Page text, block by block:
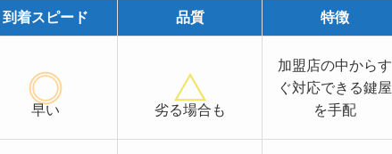
到着スピード 品質 特徴
早い 劣る場合も
加盟店の中からす
ぐ対応できる鍵屋
を手配